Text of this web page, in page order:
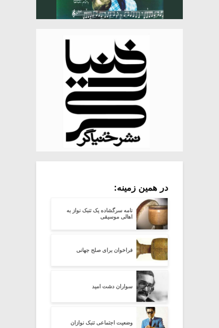
در همین زمینه:
نامه سرگشاده یک تنبک نواز به
اهالی موسیقی
فراخوان برای صلح جهانی
سواران دشت امید
وضعیت اجتماعی تنبک نوازان